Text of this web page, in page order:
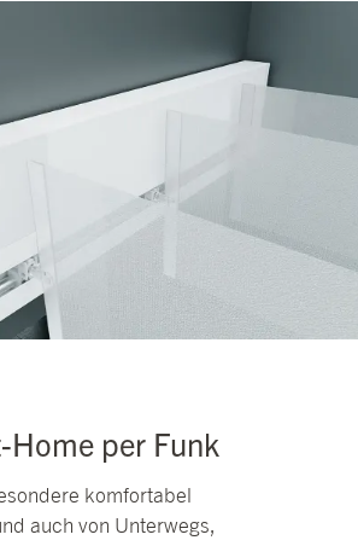
Home per Funk
komfortabel
auch von Unterwegs,